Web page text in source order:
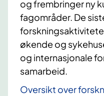
og frembringer ny
fagområder. De
økende og
og internasjonale
samarbeid.
Oversikt over